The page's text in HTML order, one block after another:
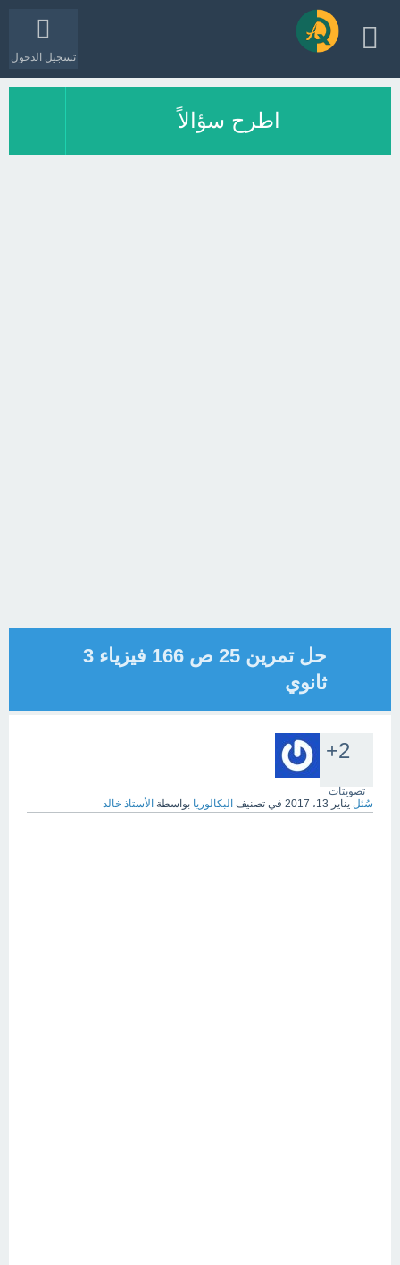
تسجيل الدخول
اطرح سؤالاً
حل تمرين 25 ص 166 فيزياء 3
ثانوي
+2
تصويتات
سُئل يناير 13، 2017 في تصنيف البكالوريا بواسطة الأستاذ خالد